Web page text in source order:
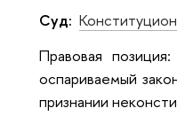
Суд:
Правовая
оспариваемый
признании